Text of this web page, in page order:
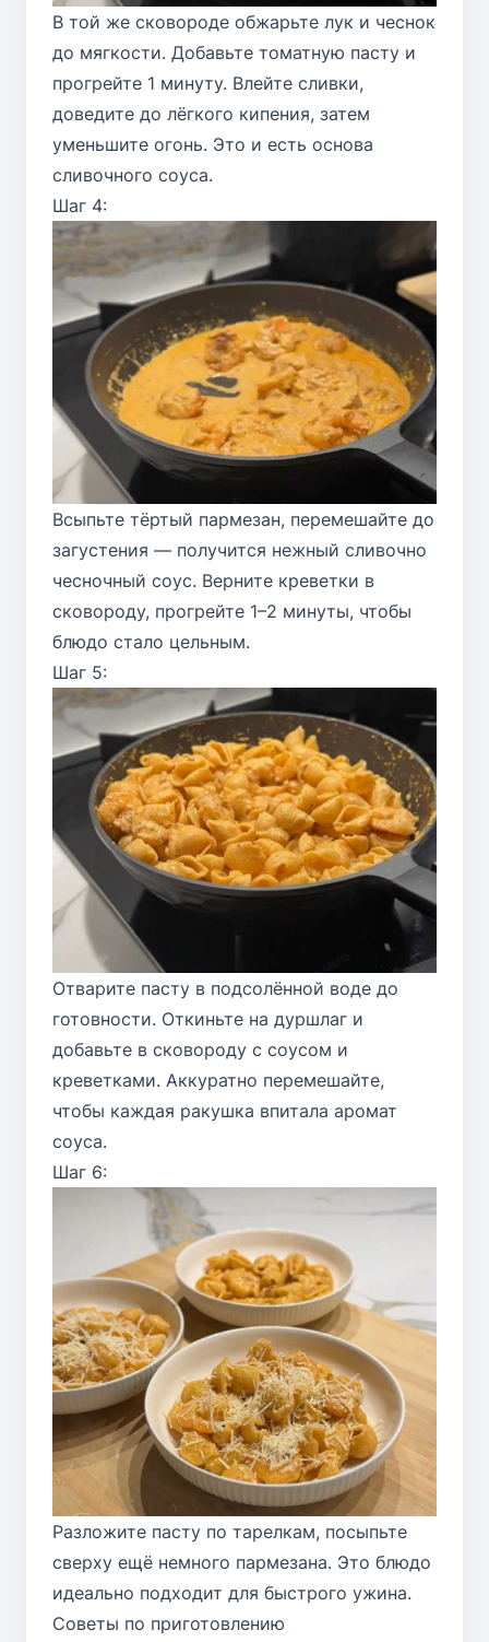
В той же сковороде обжарьте лук и чеснок
до мягкости. Добавьте томатную пасту и
прогрейте 1 минуту. Влейте сливки,
доведите до лёгкого кипения, затем
уменьшите огонь. Это и есть основа
сливочного соуса.
Шаг 4:
Всыпьте тёртый пармезан, перемешайте до
загустения — получится нежный сливочно
чесночный соус. Верните креветки в
сковороду, прогрейте 1–2 минуты, чтобы
блюдо стало цельным.
Шаг 5:
Отварите пасту в подсолённой воде до
готовности. Откиньте на дуршлаг и
добавьте в сковороду с соусом и
креветками. Аккуратно перемешайте,
чтобы каждая ракушка впитала аромат
соуса.
Шаг 6:
Разложите пасту по тарелкам, посыпьте
сверху ещё немного пармезана. Это блюдо
идеально подходит для быстрого ужина.
Советы по приготовлению